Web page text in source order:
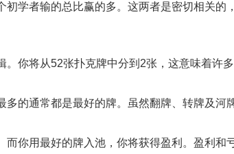
学者输的总比赢的多。这两者是密切相关的
你将从52张扑克牌中分到2张，这意味着许
的通常都是最好的牌。虽然翻牌、转牌及河
你用最好的牌入池，你将获得盈利。盈利和